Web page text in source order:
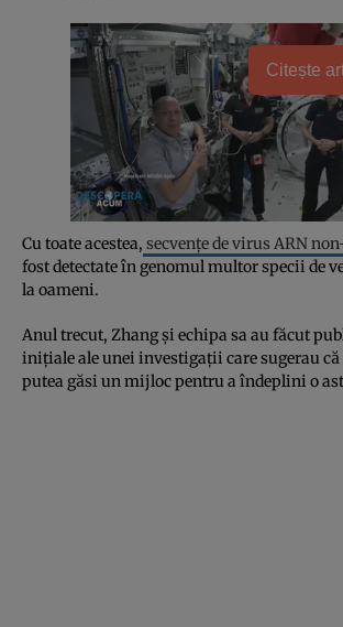
Citește
Cu toate acestea, secvențe de virus ARN
fost detectate în genomul multor specii de
la oameni.
Anul trecut, Zhang și echipa sa au făcut
inițiale ale unei investigații care sugerau că
putea găsi un mijloc pentru a îndeplini o